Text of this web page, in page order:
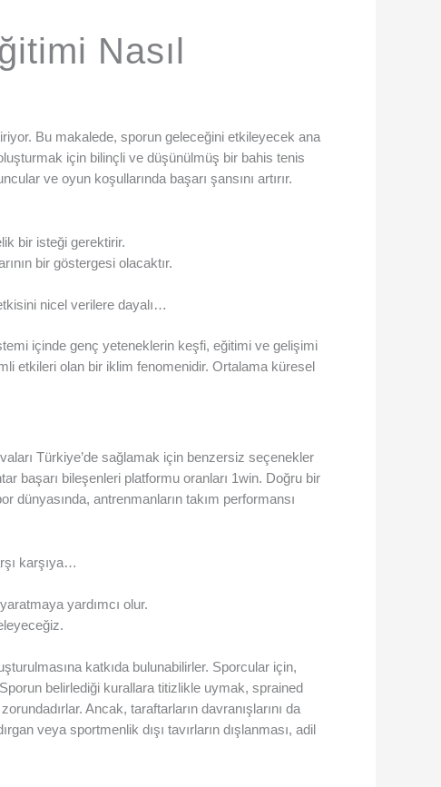
Nasıl
Bu makalede, sporun geleceğini etkileyecek ana
için bilinçli ve düşünülmüş bir bahis tenis
ve oyun koşullarında başarı şansını artırır.
bir isteği gerektirir.
bir göstergesi olacaktır.
nicel verilere dayalı…
içinde genç yeteneklerin keşfi, eğitimi ve gelişimi
etkileri olan bir iklim fenomenidir. Ortalama küresel
Türkiye’de sağlamak için benzersiz seçenekler
başarı bileşenleri platformu oranları 1win. Doğru bir
antrenmanların takım performansı
karşıya…
yardımcı olur.
katkıda bulunabilirler. Sporcular için,
belirlediği kurallara titizlikle uymak, sprained
Ancak, taraftarların davranışlarını da
veya sportmenlik dışı tavırların dışlanması, adil